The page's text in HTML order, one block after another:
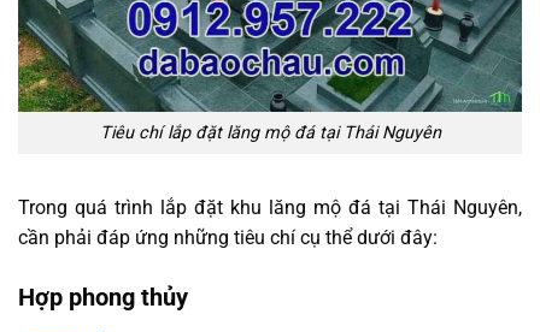
Tiêu chí lắp đặt lăng mộ đá tại Thái Nguyên
Trong quá trình lắp đặt khu lăng mộ đá tại Thái Nguyên,
cần phải đáp ứng những tiêu chí cụ thể dưới đây:
Hợp phong thủy